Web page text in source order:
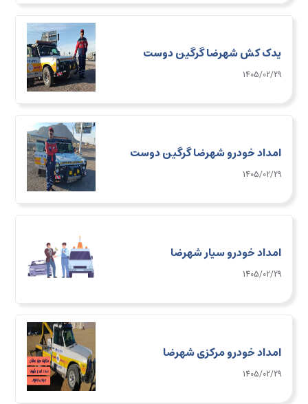
یدک کش شهرضا گرگین دوست
1405/02/29
امداد خودرو شهرضا گرگین دوست
1405/02/29
امداد خودرو سیار شهرضا
1405/02/29
امداد خودرو مرکزی شهرضا
1405/02/29